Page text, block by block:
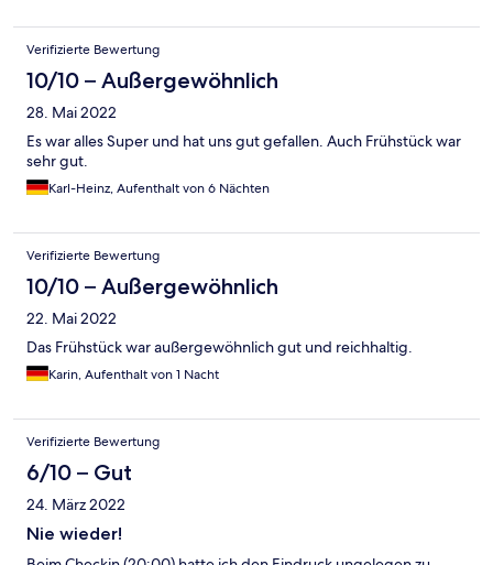
Verifizierte Bewertung
10/10 – Außergewöhnlich
28. Mai 2022
Es war alles Super und hat uns gut gefallen. Auch Frühstück war
sehr gut.
Karl-Heinz, Aufenthalt von 6 Nächten
Verifizierte Bewertung
10/10 – Außergewöhnlich
22. Mai 2022
Das Frühstück war außergewöhnlich gut und reichhaltig.
Karin, Aufenthalt von 1 Nacht
Verifizierte Bewertung
6/10 – Gut
24. März 2022
Nie wieder!